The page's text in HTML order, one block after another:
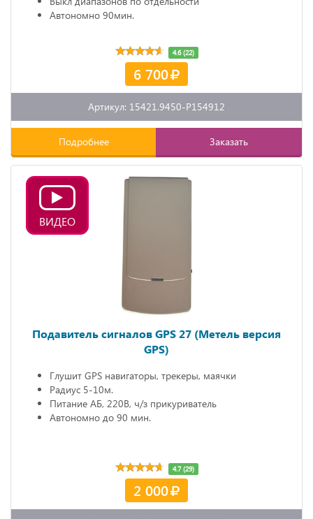
Автономно 90мин.
4.6 (22)
6 700
Артикул: 15421.9450-P154912
Подробнее Заказать
ВИДЕО
Подавитель сигналов GPS 27 (Метель версия
GPS)
Глушит GPS навигаторы, трекеры, маячки
Радиус 5-10м.
Питание АБ, 220В, ч/з прикуриватель
Автономно до 90 мин.
4.7 (29)
2 000